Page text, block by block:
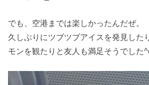
でも、空港までは楽しかったんだぜ。
久しぶりにツブツブアイスを発見した
モンを観たりと友人も満足そうでした